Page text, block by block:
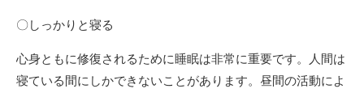
〇しっかりと寝る
心身ともに修復されるために睡眠は非常に重要です。人間は
寝ている間にしかできないことがあります。昼間の活動によ